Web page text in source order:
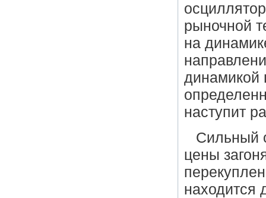
рыночной
на
динамикой
наступит
Сильный
цены
находится